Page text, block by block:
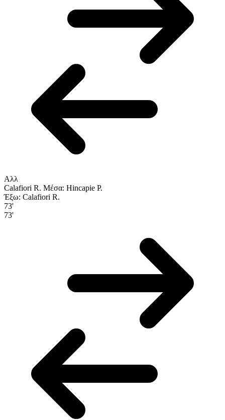
Αλλ
Calafiori R. Μέσα: Hincapie P.
Έξω: Calafiori R.
73'
73'